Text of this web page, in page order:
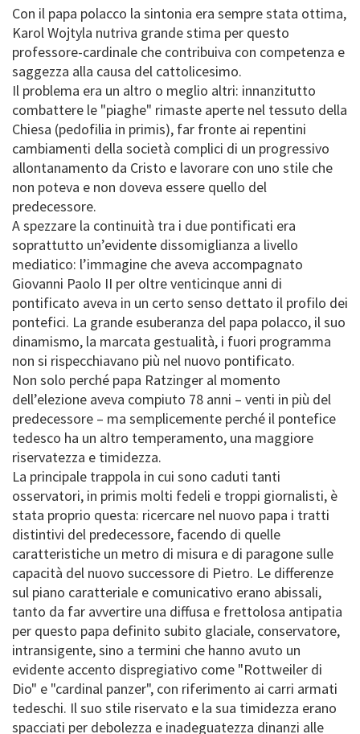
Con il papa polacco la sintonia era sempre stata ottima,
Karol Wojtyla nutriva grande stima per questo
professore-cardinale che contribuiva con competenza e
saggezza alla causa del cattolicesimo.
Il problema era un altro o meglio altri: innanzitutto
combattere le "piaghe" rimaste aperte nel tessuto della
Chiesa (pedofilia in primis), far fronte ai repentini
cambiamenti della società complici di un progressivo
allontanamento da Cristo e lavorare con uno stile che
non poteva e non doveva essere quello del
predecessore.
A spezzare la continuità tra i due pontificati era
soprattutto un’evidente dissomiglianza a livello
mediatico: l’immagine che aveva accompagnato
Giovanni Paolo II per oltre venticinque anni di
pontificato aveva in un certo senso dettato il profilo dei
pontefici. La grande esuberanza del papa polacco, il suo
dinamismo, la marcata gestualità, i fuori programma
non si rispecchiavano più nel nuovo pontificato.
Non solo perché papa Ratzinger al momento
dell’elezione aveva compiuto 78 anni – venti in più del
predecessore – ma semplicemente perché il pontefice
tedesco ha un altro temperamento, una maggiore
riservatezza e timidezza.
La principale trappola in cui sono caduti tanti
osservatori, in primis molti fedeli e troppi giornalisti, è
stata proprio questa: ricercare nel nuovo papa i tratti
distintivi del predecessore, facendo di quelle
caratteristiche un metro di misura e di paragone sulle
capacità del nuovo successore di Pietro. Le differenze
sul piano caratteriale e comunicativo erano abissali,
tanto da far avvertire una diffusa e frettolosa antipatia
per questo papa definito subito glaciale, conservatore,
intransigente, sino a termini che hanno avuto un
evidente accento dispregiativo come "Rottweiler di
Dio" e "cardinal panzer", con riferimento ai carri armati
tedeschi. Il suo stile riservato e la sua timidezza erano
spacciati per debolezza e inadeguatezza dinanzi alle